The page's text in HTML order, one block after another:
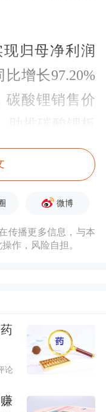
归母净利润
增长97.20%
碳酸锂销售价
助推碳酸锂板
现归母净利润
长710.17%至
司锂盐产品销
扭亏为盈。
线飘红，主
大幅上涨。数
微博
传播更多信息，与本
作，风险自担。
论